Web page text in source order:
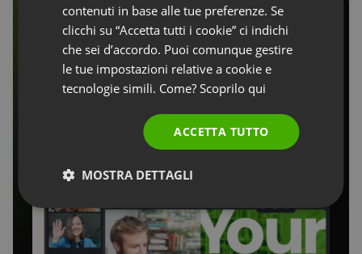
Materiali
promozionali
POLISH
RUSSIAN
SPANISH
PORTUGUESE
contenuti in base alle tue preferenze. Se
clicchi su “Accetta tutti i cookie” ci indichi
che sei d’accordo. Puoi comunque gestire
le tue impostazioni relative a cookie e
tecnologie simili. Come? Scoprilo qui
ACCETTA TUTTO
MOSTRA DETTAGLI